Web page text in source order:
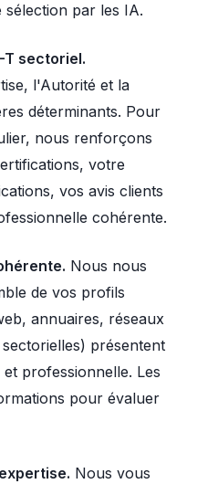
par les IA.
T sectoriel.
l'Autorité et la
déterminants. Pour
nous renforçons
votre
vos avis clients
cohérente.
Nous nous
de vos profils
annuaires, réseaux
présentent
professionnelle. Les
pour évaluer
Nous vous